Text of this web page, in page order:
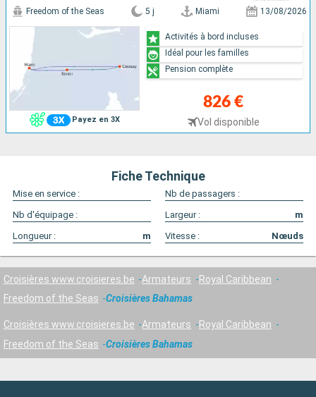
Payez en 3X
Freedom of the Seas 5 j Miami 13/08/2026
826 €
Vol disponible
Activités à bord incluses
Idéal pour les familles
Pension complète
Fiche Technique
Mise en service :
Nb de passagers :
Nb d'équipage :
Largeur :
m
Longueur :
m Vitesse : Nœuds
Croisières www.croisieres.be Armateurs
Royal Caribbean
Freedom of the Seas
Croisières Bahamas
Croisières www.croisieres.be Armateurs
Royal Caribbean
Freedom of the Seas
Croisières Bahamas